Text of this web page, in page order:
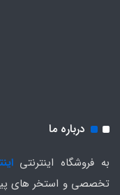
درباره ما
به فروشگاه اینترنتی
تخصصی و استخر های